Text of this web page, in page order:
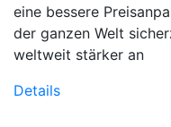
eine bessere
der ganzen Welt
weltweit stärker an
Details